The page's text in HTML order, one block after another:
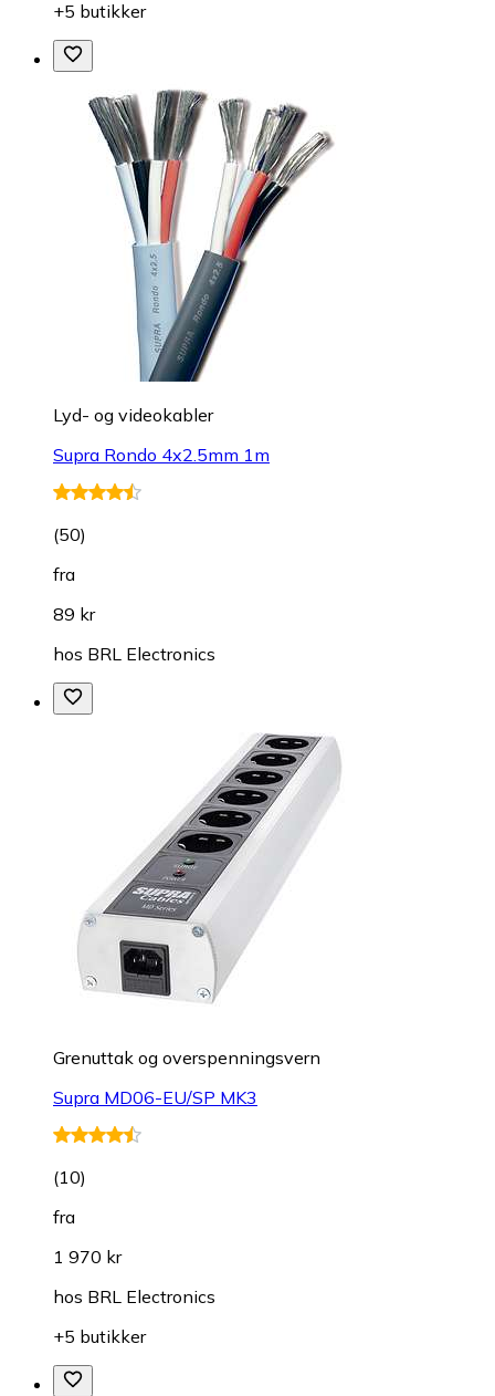
+5 butikker
Lyd- og videokabler
Supra Rondo 4x2.5mm 1m
(50)
fra
89 kr
hos BRL Electronics
Grenuttak og overspenningsvern
Supra MD06-EU/SP MK3
(10)
fra
1 970 kr
hos BRL Electronics
+5 butikker